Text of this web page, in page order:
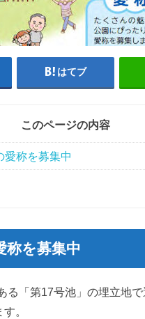
はてブ
このページの内容
愛称を募集中
称を募集中
「第17号池」の埋立地で
。